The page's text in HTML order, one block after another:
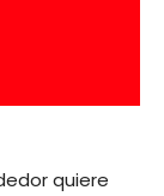
quiere